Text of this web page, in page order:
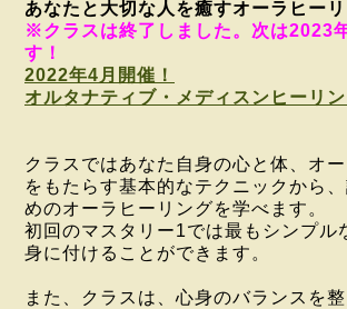
あなたと大切な人を癒すオーラヒー
※クラスは終了しました。次は2023
す！
2022年4月開催！
オルタナティブ・メディスンヒーリ
クラスではあなた自身の心と体、オ
をもたらす基本的なテクニックから
めのオーラヒーリングを学べます。
初回のマスタリー1では最もシンプル
身に付けることができます。
また、クラスは、心身のバランスを